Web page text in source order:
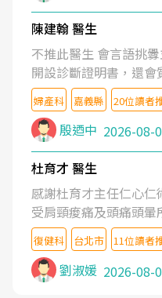
陳建翰 醫生
不推此醫生 會言語挑
開設診斷證明書，還會
婦產科 嘉義縣 20位讀者
殷迺中 2026-08-
杜育才 醫生
感謝杜育才主任仁心
受肩頸痠痛及頭痛頭
檢查,也嘗試過西醫打
沒有用,後來連吃到嗎
症狀,沒多久就痛起來,
台灣親友介紹忠孝醫
復健科 台北市 11位讀者
劉淑媛 2026-08-